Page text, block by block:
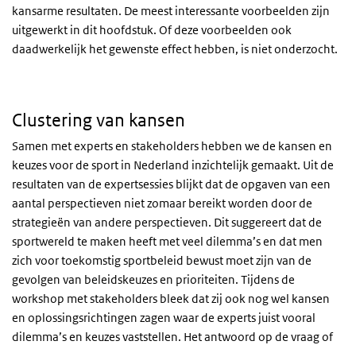
kansarme resultaten. De meest interessante voorbeelden zijn
uitgewerkt in dit hoofdstuk. Of deze voorbeelden ook
daadwerkelijk het gewenste effect hebben, is niet onderzocht.
Clustering van kansen
Samen met experts en stakeholders hebben we de kansen en
keuzes voor de sport in Nederland inzichtelijk gemaakt. Uit de
resultaten van de expertsessies blijkt dat de opgaven van een
aantal perspectieven niet zomaar bereikt worden door de
strategieën van andere perspectieven. Dit suggereert dat de
sportwereld te maken heeft met veel dilemma’s en dat men
zich voor toekomstig sportbeleid bewust moet zijn van de
gevolgen van beleidskeuzes en prioriteiten. Tijdens de
workshop met stakeholders bleek dat zij ook nog wel kansen
en oplossingsrichtingen zagen waar de experts juist vooral
dilemma’s en keuzes vaststellen. Het antwoord op de vraag of